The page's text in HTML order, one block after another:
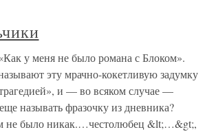
у меня не было романа с Блоком».
эту мрачно-кокетливую задумку
и — во всяком случае —
называть фразочку из дневника?
не было никак.…честолюбец &lt;…&gt;,